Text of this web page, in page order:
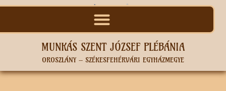
MUNKÁS SZENT JÓZSEF PLÉBÁNIA
OROSZLÁNY – SZÉKESFEHÉRVÁRI EGYHÁZMEGYE